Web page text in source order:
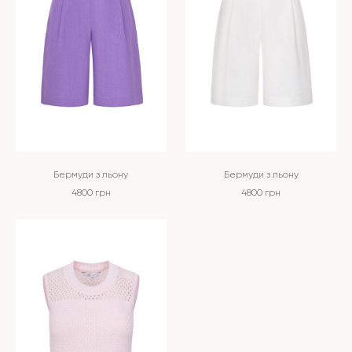
Бермуди з льону
4800грн
Бермуди з льону
4800 грн